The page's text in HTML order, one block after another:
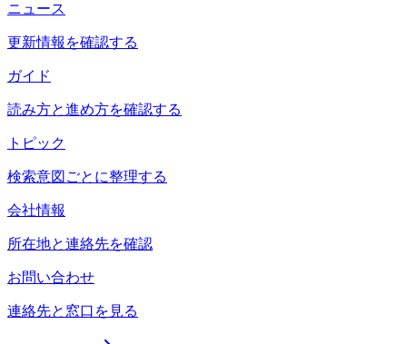
ニュース
更新情報を確認する
ガイド
読み方と進め方を確認する
トピック
検索意図ごとに整理する
会社情報
所在地と連絡先を確認
お問い合わせ
連絡先と窓口を見る